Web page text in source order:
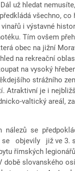
už hledat
všechno,
i výstavné
Tím ovšem
obec na jižní
na rekreační
na vysoký
strážního
Atraktivní je i
valtický areál,
nálezů se
objevily již ve 3.
římských
době slovanského